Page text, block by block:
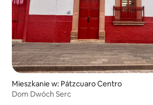
Mieszkanie w: Pátzcuaro Centro
Dom Dwóch Serc